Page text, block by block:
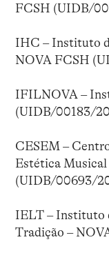
FCSH (UIDB/
IHC – Instituto
NOVA FCSH
IFILNOVA –
(UIDB/00183/
CESEM –
Estética
(UIDB/00693/
IELT – Instituto
Tradição –